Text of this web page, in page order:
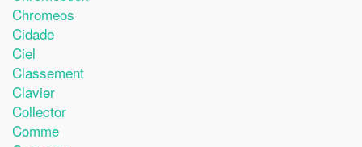
Chromeos
Cidade
Ciel
Classement
Clavier
Collector
Comme